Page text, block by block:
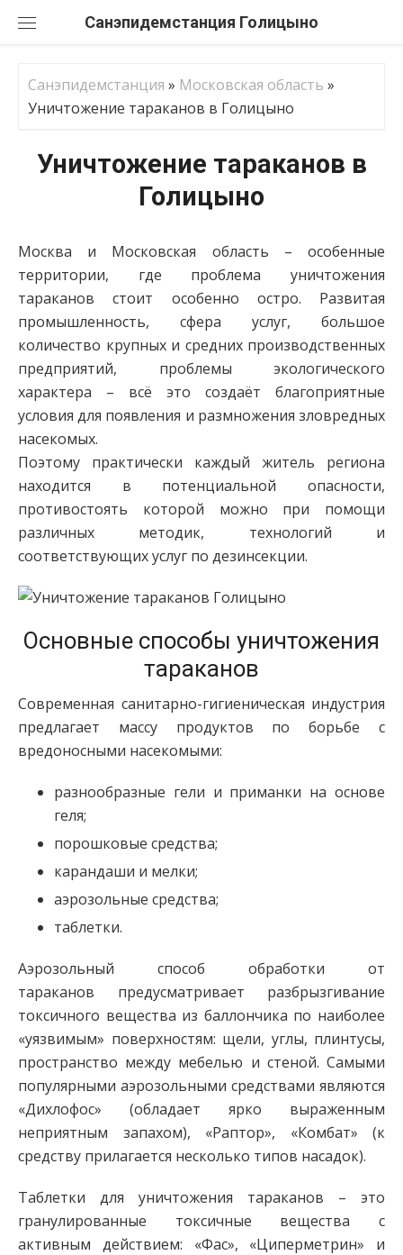
Санэпидемстанция
Санэпидемстанция » Московская область »
Уничтожение тараканов в Голицыно
Уничтожение тараканов в
Голицыно
Москва и Московская область – особенные
территории, где проблема уничтожения
тараканов стоит особенно остро. Развитая
промышленность, сфера услуг, большое
количество крупных и средних производственных
предприятий, проблемы экологического
характера – всё это создаёт благоприятные
условия для появления и размножения зловредных
насекомых.
Поэтому практически каждый житель региона
находится в потенциальной опасности,
противостоять которой можно при помощи
различных методик, технологий и
соответствующих услуг по дезинсекции.
Основные способы уничтожения
тараканов
Современная санитарно-гигиеническая индустрия
предлагает массу продуктов по борьбе с
вредоносными насекомыми:
разнообразные гели и приманки на основе
геля;
порошковые средства;
карандаши и мелки;
аэрозольные средства;
таблетки.
Аэрозольный способ обработки от
тараканов предусматривает разбрызгивание
токсичного вещества из баллончика по наиболее
«уязвимым» поверхностям: щели, углы, плинтусы,
пространство между мебелью и стеной. Самыми
популярными аэрозольными средствами являются
«Дихлофос» (обладает ярко выраженным
неприятным запахом), «Раптор», «Комбат» (к
средству прилагается несколько типов насадок).
Таблетки для уничтожения тараканов – это
гранулированные токсичные вещества с
активным действием: «Фас», «Циперметрин» и